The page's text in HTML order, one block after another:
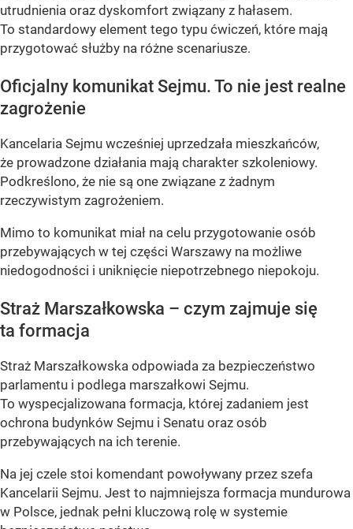
utrudnienia oraz dyskomfort związany z hałasem.
To standardowy element tego typu ćwiczeń, które mają
przygotować służby na różne scenariusze.
Oficjalny komunikat Sejmu. To nie jest realne
zagrożenie
Kancelaria Sejmu wcześniej uprzedzała mieszkańców,
że prowadzone działania mają charakter szkoleniowy.
Podkreślono, że nie są one związane z żadnym
rzeczywistym zagrożeniem.
Mimo to komunikat miał na celu przygotowanie osób
przebywających w tej części Warszawy na możliwe
niedogodności i uniknięcie niepotrzebnego niepokoju.
Straż Marszałkowska – czym zajmuje się
ta formacja
Straż Marszałkowska odpowiada za bezpieczeństwo
parlamentu i podlega marszałkowi Sejmu.
To wyspecjalizowana formacja, której zadaniem jest
ochrona budynków Sejmu i Senatu oraz osób
przebywających na ich terenie.
Na jej czele stoi komendant powoływany przez szefa
Kancelarii Sejmu. Jest to najmniejsza formacja mundurowa
w Polsce, jednak pełni kluczową rolę w systemie